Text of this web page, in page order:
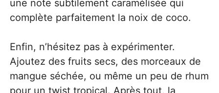
une note subtilement caramélisée qui
complète parfaitement la noix de coco.
Enfin, n’hésitez pas à expérimenter.
Ajoutez des fruits secs, des morceaux de
mangue séchée, ou même un peu de rhum
pour un twist tropical. Après tout, la